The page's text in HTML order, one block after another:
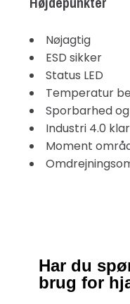
Nøjagtig
ESD sikker
Status LED
Temperatur
Sporbarhed
Industri 4.0 klar
Moment
Har du
brug for